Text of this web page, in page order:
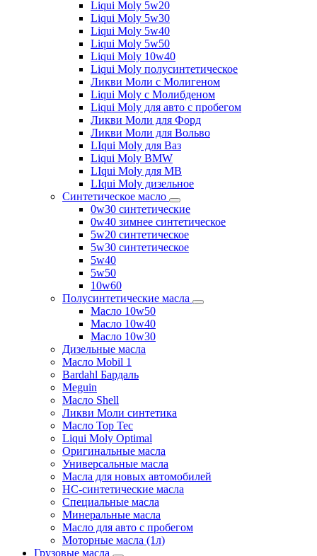
Liqui Moly 5w20
Liqui Moly 5w30
Liqui Moly 5w40
Liqui Moly 5w50
Liqui Moly 10w40
Liqui Moly полусинтетическое
Ликви Моли с Молигеном
Liqui Moly с Молибденом
Liqui Moly для авто с пробегом
Ликви Моли для Форд
Ликви Моли для Вольво
LIqui Moly для Ваз
Liqui Moly BMW
LIqui Moly для MB
LIqui Moly дизельное
Синтетическое масло
0w30 синтетические
0w40 зимнее синтетическое
5w20 синтетическое
5w30 синтетическое
5w40
5w50
10w60
Полусинтетические масла
Масло 10w50
Масло 10w40
Масло 10w30
Дизельные масла
Масло Mobil 1
Bardahl Бардаль
Meguin
Масло Shell
Ликви Моли синтетика
Масло Top Tec
Liqui Moly Optimal
Оригинальные масла
Универсальные масла
Масла для новых автомобилей
HC-синтетические масла
Специальные масла
Минеральные масла
Масло для авто с пробегом
Моторные масла (1л)
Грузовые масла